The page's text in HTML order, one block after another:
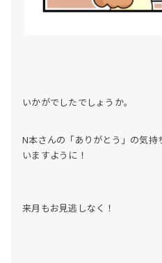
いかがでしたでしょうか。
N本さんの「ありがとう」の気
いますように！
来月もお見逃しなく！